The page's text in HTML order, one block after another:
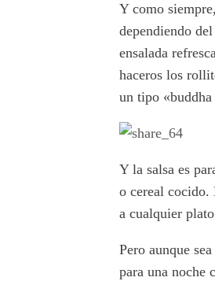
Y como
dependiendo
ensalada
haceros los
un tipo
Y la salsa es
o cereal cocido.
a cualquier
Pero aunque
para una noche